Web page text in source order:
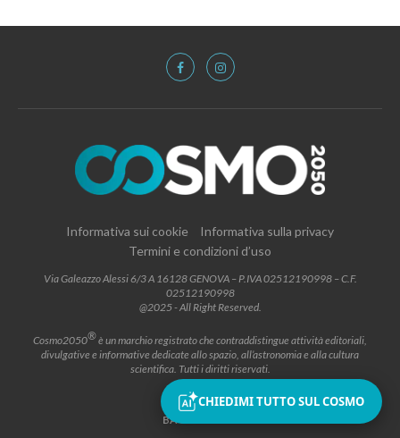
Informativa sui cookie
Informativa sulla privacy
Termini e condizioni d’uso
Via Galeazzo Alessi 6/3 A 16128 GENOVA – P.IVA 02512190998 – C.F.
02512190998
@2025 - All Right Reserved.
Cosmo2050®è un marchio registrato che contraddistingue attività editoriali,
divulgative e informative dedicate allo spazio, all’astronomia e alla cultura
scientifica. Tutti i diritti riservati.
BACK TO TOP
CHIEDIMI TUTTO SUL COSMO